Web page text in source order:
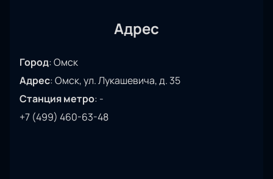
Адрес
Город:Омск
Адрес:Омск, ул. Лукашевича, д. 35
Станция метро: -
+7 (499) 460-63-48